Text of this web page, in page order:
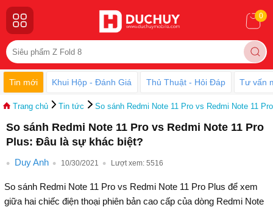
0
Tin mới Khui Hộp - Đánh Giá Thủ Thuật - Hỏi Đáp Tư vấn
Trang chủ Tin tức So sánh Redmi Note 11 Pro vs Redmi Note 11
So sánh Redmi Note 11 Pro vs Redmi Note 11 Pro
Plus: Đâu là sự khác biệt?
Duy Anh 10/30/2021 Lượt xem: 5516
So sánh Redmi Note 11 Pro vs Redmi Note 11 Pro Plus để xem
giữa hai chiếc điện thoại phiên bản cao cấp của dòng Redmi Note